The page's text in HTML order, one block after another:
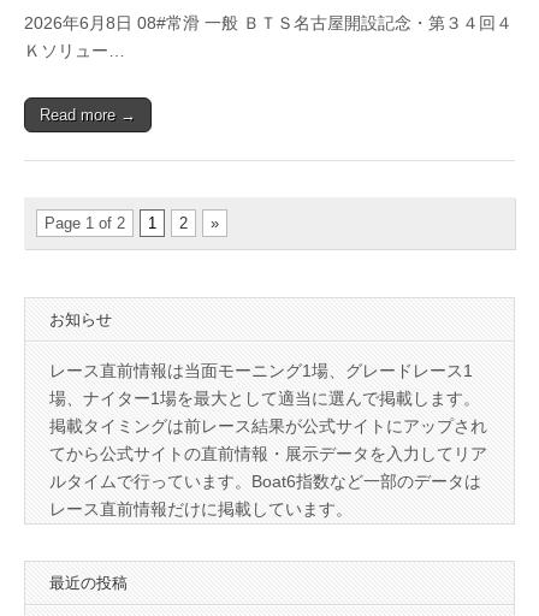
2026年6月8日 08#常滑 一般 ＢＴＳ名古屋開設記念・第３４回４
Ｋソリュー…
Read more →
Page 1 of 2 1 2 »
お知らせ
レース直前情報は当面モーニング1場、グレードレース1
場、ナイター1場を最大として適当に選んで掲載します。
掲載タイミングは前レース結果が公式サイトにアップされ
てから公式サイトの直前情報・展示データを入力してリア
ルタイムで行っています。Boat6指数など一部のデータは
レース直前情報だけに掲載しています。
最近の投稿